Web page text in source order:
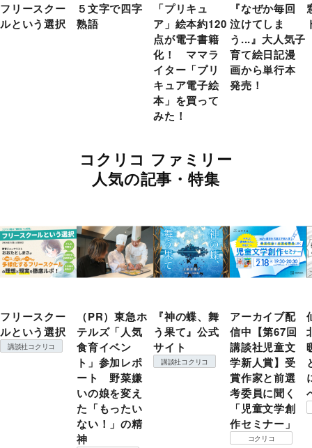
フリースクー
ルという選択
５文字で四字
熟語
「プリキュ
ア」絵本約120
点が電子書籍
化！ ママラ
イター「プリ
キュア電子絵
本」を買って
みた！
『なぜか毎回
泣けてしま
う...』大人気子
育て絵日記漫
画から単行本
発売！
コクリコ ファミリー
人気の記事・特集
フリースクー
ルという選択
講談社コクリコ
（PR）東急ホ
テルズ「人気
食育イベン
ト」参加レポ
ート 野菜嫌
いの娘を変え
た「もったい
ない！」の精
神
『神の蝶、舞
う果て』公式
サイト
講談社コクリコ
アーカイブ配
信中【第67回
講談社児童文
学新人賞】受
賞作家と前選
考委員に聞く
「児童文学創
作セミナー」
コクリコ